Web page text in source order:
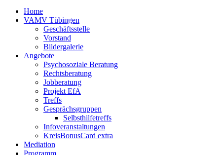
Home
VAMV Tübingen
Geschäftsstelle
Vorstand
Bildergalerie
Angebote
Psychosoziale Beratung
Rechtsberatung
Jobberatung
Projekt EfA
Treffs
Gesprächsgruppen
Selbsthilfetreffs
Infoveranstaltungen
KreisBonusCard extra
Mediation